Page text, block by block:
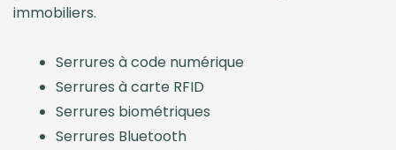
immobiliers.
Serrures à code numérique
Serrures à carte RFID
Serrures biométriques
Serrures Bluetooth